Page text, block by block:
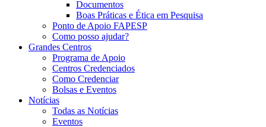
Documentos
Boas Práticas e Ética em Pesquisa
Ponto de Apoio FAPESP
Como posso ajudar?
Grandes Centros
Programa de Apoio
Centros Credenciados
Como Credenciar
Bolsas e Eventos
Notícias
Todas as Notícias
Eventos